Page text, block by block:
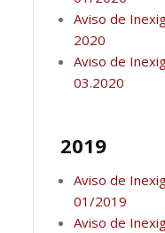
Aviso de
2020
Aviso de
03.2020
2019
Aviso de
01/2019
Aviso de